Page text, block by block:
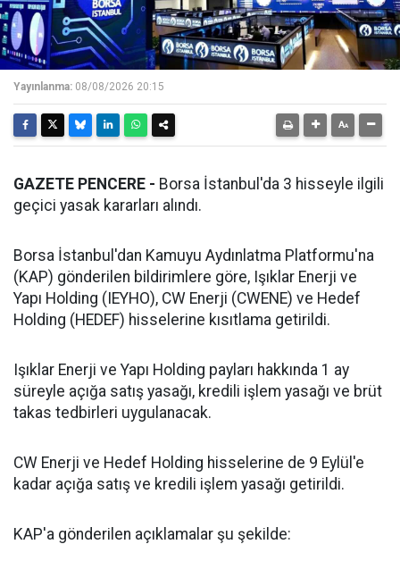
Yayınlanma: 08/08/2026 20:15
GAZETE PENCERE - Borsa İstanbul'da 3 hisseyle ilgili
geçici yasak kararları alındı.
Borsa İstanbul'dan Kamuyu Aydınlatma Platformu'na
(KAP) gönderilen bildirimlere göre, Işıklar Enerji ve
Yapı Holding (IEYHO), CW Enerji (CWENE) ve Hedef
Holding (HEDEF) hisselerine kısıtlama getirildi.
Işıklar Enerji ve Yapı Holding payları hakkında 1 ay
süreyle açığa satış yasağı, kredili işlem yasağı ve brüt
takas tedbirleri uygulanacak.
CW Enerji ve Hedef Holding hisselerine de 9 Eylül'e
kadar açığa satış ve kredili işlem yasağı getirildi.
KAP'a gönderilen açıklamalar şu şekilde: